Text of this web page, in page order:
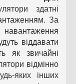
здатні
За
віддавати
як звичайні
відмінно
яких інших